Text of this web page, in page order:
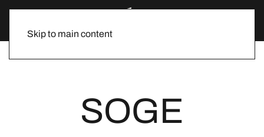
Skip to main content
SOGE